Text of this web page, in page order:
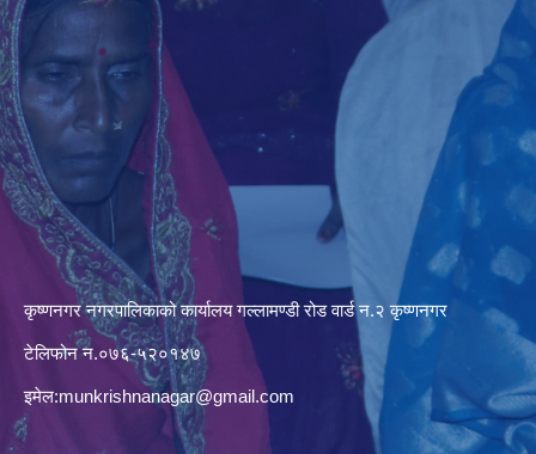
कृष्णनगर नगरपालिकाको कार्यालय गल्लामण्डी रोड वार्ड न.२ कृष्णनगर
टेलिफोन न.०७६-५२०१४७
इमेल:munkrishnanagar@gmail.com